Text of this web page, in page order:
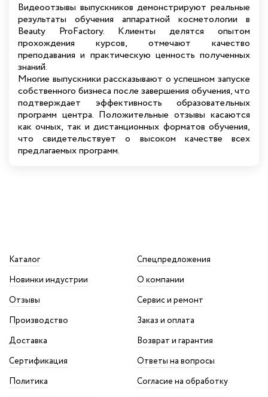
Видеоотзывы выпускников демонстрируют реальные
результаты обучения аппаратной косметологии в
Beauty ProFactory. Клиенты делятся опытом
прохождения курсов, отмечают качество
преподавания и практическую ценность полученных
знаний.
Многие выпускники рассказывают о успешном запуске
собственного бизнеса после завершения обучения, что
подтверждает эффективность образовательных
программ центра. Положительные отзывы касаются
как очных, так и дистанционных форматов обучения,
что свидетельствует о высоком качестве всех
предлагаемых программ.
Каталог
Спецпредложения
Новинки индустрии
О компании
Отзывы
Сервис и ремонт
Производство
Заказ и оплата
Доставка
Возврат и гарантия
Сертификация
Ответы на вопросы
Политика
Согласие на обработку